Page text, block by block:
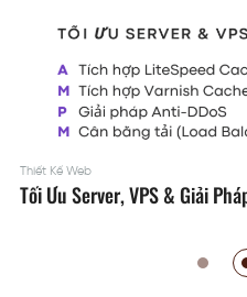
Thiết Kế Web
Tối Ưu Server, VPS & Giải